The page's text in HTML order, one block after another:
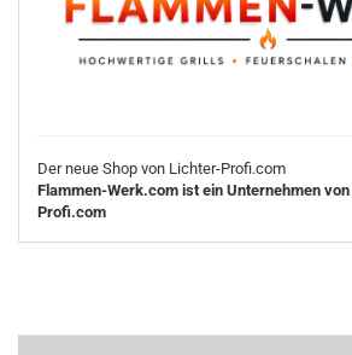
Der neue Shop von Lichter-Profi.com
Flammen-Werk.com ist ein Unternehmen
Profi.com